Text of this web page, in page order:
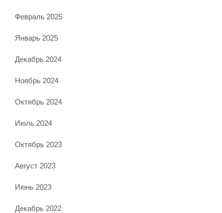
Февраль 2025
Январь 2025
Декабрь 2024
Ноябрь 2024
Октябрь 2024
Июль 2024
Октябрь 2023
Август 2023
Июнь 2023
Декабрь 2022